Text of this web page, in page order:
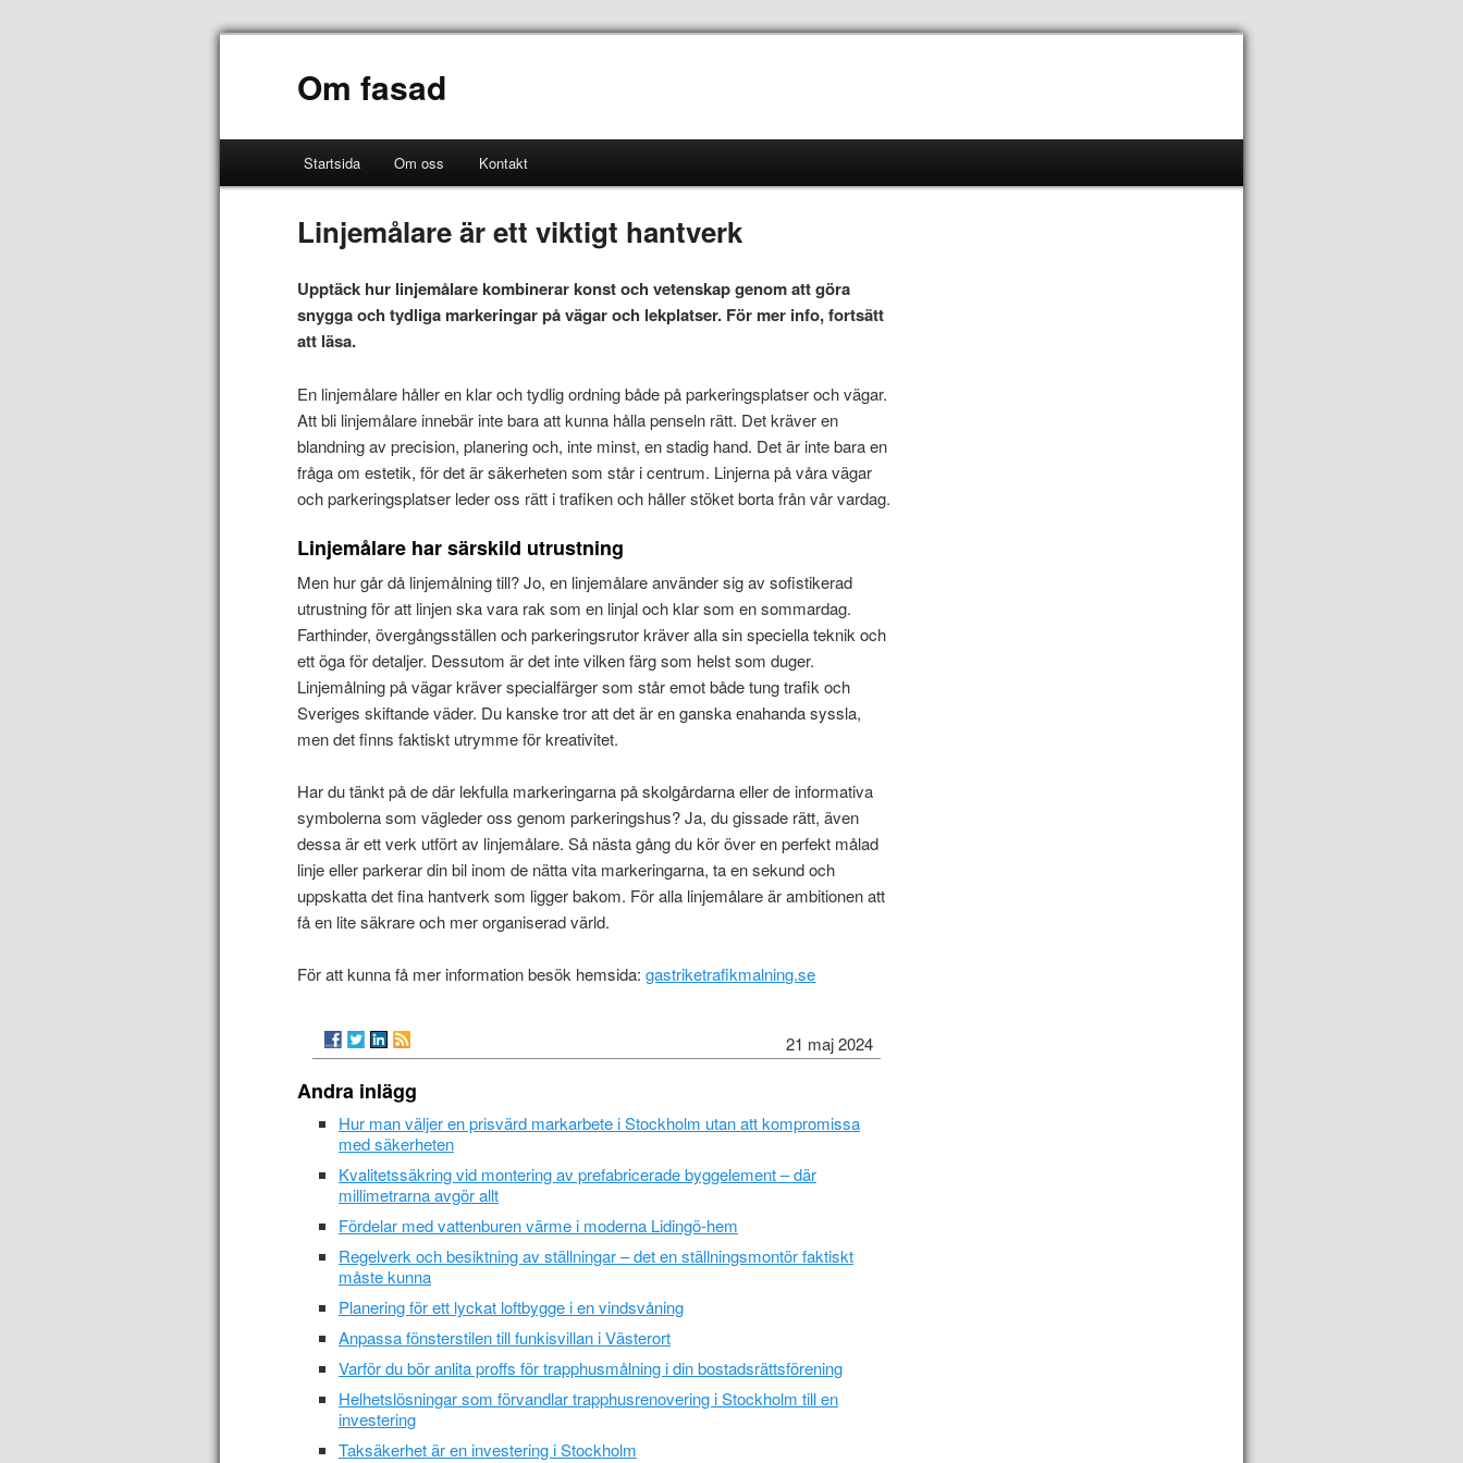
Om fasad
Startsida Om oss Kontakt
Linjemålare är ett viktigt hantverk
Upptäck hur linjemålare kombinerar konst och vetenskap genom att göra
snygga och tydliga markeringar på vägar och lekplatser. För mer info, fortsätt
att läsa.
En linjemålare håller en klar och tydlig ordning både på parkeringsplatser och vägar.
Att bli linjemålare innebär inte bara att kunna hålla penseln rätt. Det kräver en
blandning av precision, planering och, inte minst, en stadig hand. Det är inte bara en
fråga om estetik, för det är säkerheten som står i centrum. Linjerna på våra vägar
och parkeringsplatser leder oss rätt i trafiken och håller stöket borta från vår vardag.
Linjemålare har särskild utrustning
Men hur går då linjemålning till? Jo, en linjemålare använder sig av sofistikerad
utrustning för att linjen ska vara rak som en linjal och klar som en sommardag.
Farthinder, övergångsställen och parkeringsrutor kräver alla sin speciella teknik och
ett öga för detaljer. Dessutom är det inte vilken färg som helst som duger.
Linjemålning på vägar kräver specialfärger som står emot både tung trafik och
Sveriges skiftande väder. Du kanske tror att det är en ganska enahanda syssla,
men det finns faktiskt utrymme för kreativitet.
Har du tänkt på de där lekfulla markeringarna på skolgårdarna eller de informativa
symbolerna som vägleder oss genom parkeringshus? Ja, du gissade rätt, även
dessa är ett verk utfört av linjemålare. Så nästa gång du kör över en perfekt målad
linje eller parkerar din bil inom de nätta vita markeringarna, ta en sekund och
uppskatta det fina hantverk som ligger bakom. För alla linjemålare är ambitionen att
få en lite säkrare och mer organiserad värld.
För att kunna få mer information besök hemsida:gastriketrafikmalning.se
21 maj 2024
Andra inlägg
Hur man väljer en prisvärd markarbete i Stockholm utan att kompromissa
med säkerheten
Kvalitetssäkring vid montering av prefabricerade byggelement – där
millimetrarna avgör allt
Fördelar med vattenburen värme i moderna Lidingö-hem
Regelverk och besiktning av ställningar – det en ställningsmontör faktiskt
måste kunna
Planering för ett lyckat loftbygge i en vindsvåning
Anpassa fönsterstilen till funkisvillan i Västerort
Varför du bör anlita proffs för trapphusmålning i din bostadsrättsförening
Helhetslösningar som förvandlar trapphusrenovering i Stockholm till en
investering
Taksäkerhet är en investering i Stockholm